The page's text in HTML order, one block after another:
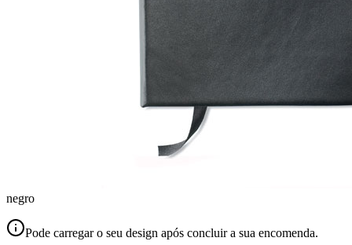
negro
Pode carregar o seu design após concluir a sua encomenda.